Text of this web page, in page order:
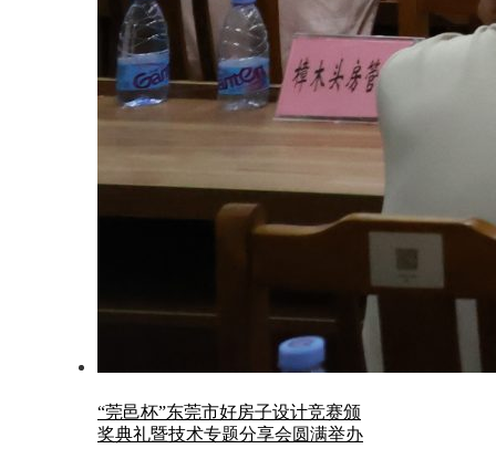
“莞邑杯”东莞市好房子设计竞赛颁
奖典礼暨技术专题分享会圆满举办